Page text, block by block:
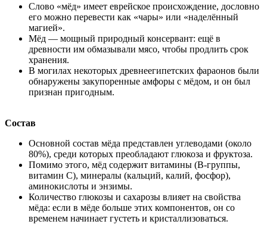
Слово «мёд» имеет еврейское происхождение, дословно
его можно перевести как «чары» или «наделённый
магией».
Мёд — мощный природный консервант: ещё в
древности им обмазывали мясо, чтобы продлить срок
хранения.
В могилах некоторых древнеегипетских фараонов были
обнаружены закупоренные амфоры с мёдом, и он был
признан пригодным.
Состав
Основной состав мёда представлен углеводами (около
80%), среди которых преобладают глюкоза и фруктоза.
Помимо этого, мёд содержит витамины (B-группы,
витамин C), минералы (кальций, калий, фосфор),
аминокислоты и энзимы.
Количество глюкозы и сахарозы влияет на свойства
мёда: если в мёде больше этих компонентов, он со
временем начинает густеть и кристаллизоваться.